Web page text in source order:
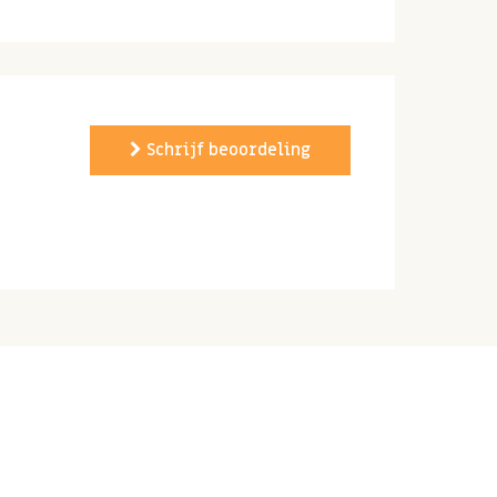
Schrijf beoordeling